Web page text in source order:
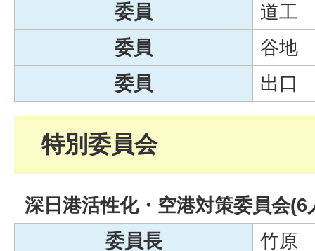
委員
道工
委員
谷地
委員
出口
特別委員会
深日港活性化・空港対策委員会(6
委員長
竹原